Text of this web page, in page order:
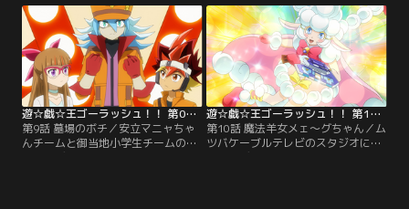
を鍛える遊飛。次々と問題を解いて
いくユウディアス。一見、順調そう
に見えた特訓だったが、特訓メカが
暴走しはじめ…。【提供：バンダイ
チャンネル】
の幼なじみとしてデュエルの対戦役
を頼まれた遊歩だったが、5年ぶり
に再会したマニャの変わりように戸
惑いを隠せずにいた。【提供：バン
ダイチャンネル】
遊☆戯☆王ゴーラッシュ！！ 第09話
第9話 墓場のボチ／安立マニャちゃ
んチームと御当地小学生チームのラ
ッシュデュエル対決、第2戦の対戦
遊☆戯☆王ゴーラッシュ！！ 第10話
第10話 魔法羊女メェ～グちゃん／ム
ツバケーブルテレビのスタジオに乱
入し、デュエルさせろと暴れるチュ